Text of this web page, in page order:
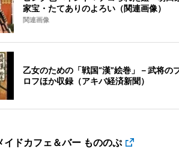
家宝・たてありのよろい（関連画像）
関連画像
乙女のための「戦国“漢”絵巻」－武将の
ロフほか収録（アキバ経済新聞）
イドカフェ＆バー もののぷ